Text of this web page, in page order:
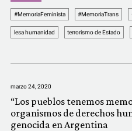
#MemoriaFeminista #MemoriaTrans
lesa humanidad terrorismo de Estado
marzo 24, 2020
“Los pueblos tenemos
organismos de derechos
genocida en Argentina